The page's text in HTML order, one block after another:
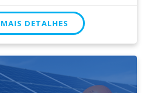
MAIS DETALHES